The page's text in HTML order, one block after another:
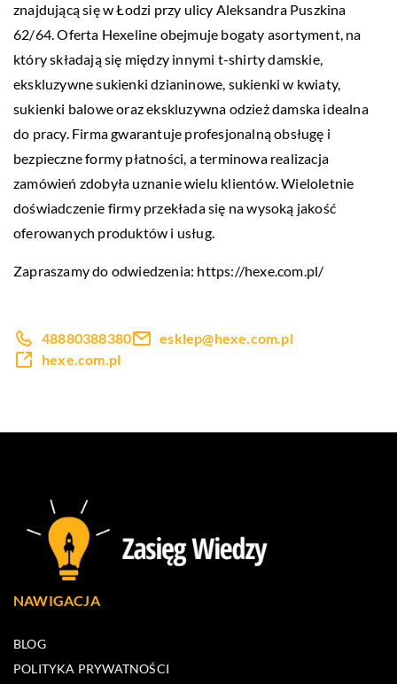
znajdującą się w Łodzi przy ulicy Aleksandra Puszkina
62/64. Oferta Hexeline obejmuje bogaty asortyment, na
który składają się między innymi t-shirty damskie,
ekskluzywne sukienki dzianinowe, sukienki w kwiaty,
sukienki balowe oraz ekskluzywna odzież damska idealna
do pracy. Firma gwarantuje profesjonalną obsługę i
bezpieczne formy płatności, a terminowa realizacja
zamówień zdobyła uznanie wielu klientów. Wieloletnie
doświadczenie firmy przekłada się na wysoką jakość
oferowanych produktów i usług.
Zapraszamy do odwiedzenia: https://hexe.com.pl/
48880388380
esklep@hexe.com.pl
hexe.com.pl
NAWIGACJA
BLOG
POLITYKA PRYWATNOŚCI